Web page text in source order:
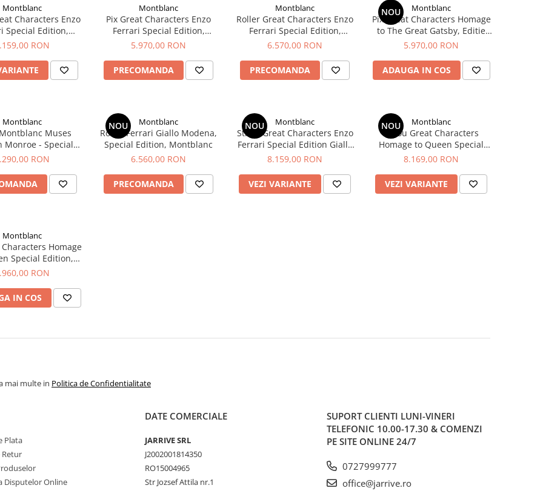
Montblanc
Characters Enzo
Special Edition,
Montblanc
RON
Montblanc
Pix Great Characters Enzo
Ferrari Special Edition,
Montblanc
5.970,00 RON
PRECOMANDA
Montblanc
Roller Great Characters Enzo
Ferrari Special Edition,
Montblanc
6.570,00 RON
PRECOMANDA
NOU Montblanc
Pix Great Characters Homage
to The Great Gatsby, Editie
Speciala, Montblanc
5.970,00 RON
ADAUGA IN COS
Montblanc
Muses
Monroe - Special
EditionRON
NOU Montblanc
Roller Ferrari Giallo Modena,
Special Edition, Montblanc
6.560,00 RON
PRECOMANDA
NOU Montblanc
Stilou Great Characters Enzo
Ferrari Special Edition Giallo
Modena, Montblanc
8.159,00 RON
VEZI VARIANTE
NOU Montblanc
Stilou Great Characters
Homage to Queen Special
Edition, Montblanc
8.169,00 RON
VEZI VARIANTE
Montblanc
Characters Homage
Special Edition,
Montblanc
RON
IN COS
mai multe in Politica de Confidentialitate
Plata
Retur
Disputelor Online
DATE COMERCIALE
JARRIVE SRL
J2002001814350
RO15004965
Str Jozsef Attila nr.1
SUPORT CLIENTI LUNI-VINERI
TELEFONIC 10.00-17.30 & COMENZI
PE SITE ONLINE 24/7
0727999777
office@jarrive.ro